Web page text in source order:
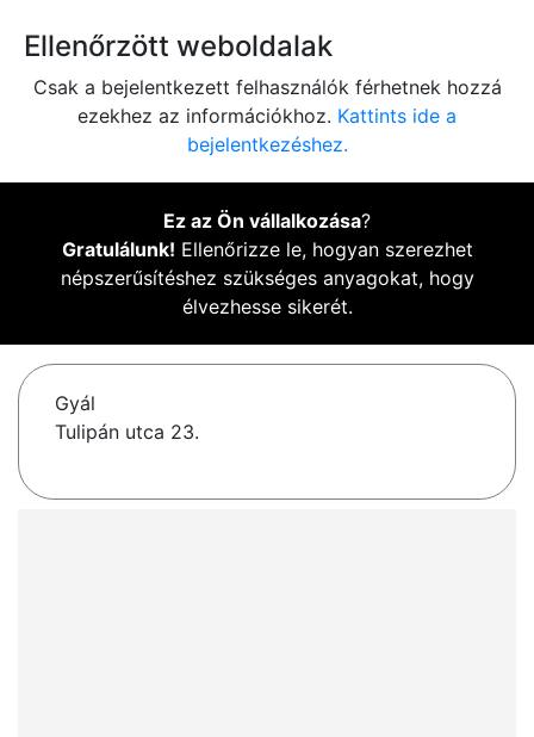
Ellenőrzött weboldalak
Csak a bejelentkezett felhasználók férhetnek hozzá
ezekhez az információkhoz. Kattints ide a
bejelentkezéshez.
Ez az Ön vállalkozása?
Gratulálunk! Ellenőrizze le, hogyan szerezhet
népszerűsítéshez szükséges anyagokat, hogy
élvezhesse sikerét.
Gyál
Tulipán utca 23.